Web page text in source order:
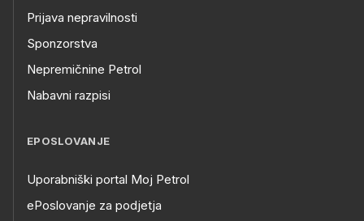
Prijava nepravilnosti
Sponzorstva
Nepremičnine Petrol
Nabavni razpisi
EPOSLOVANJE
Uporabniški portal Moj Petrol
ePoslovanje za podjetja